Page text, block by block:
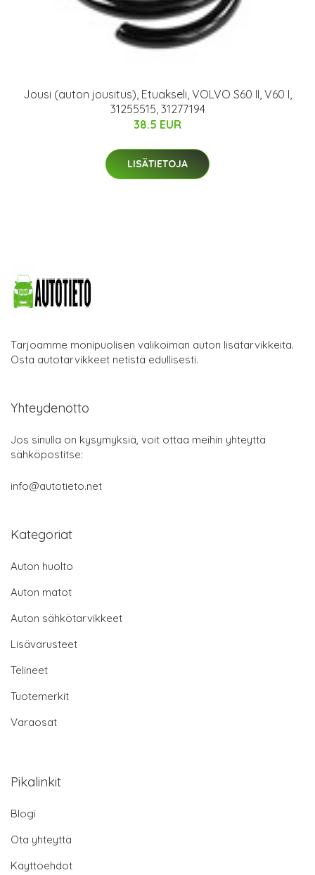
Jousi (auton jousitus), Etuakseli, VOLVO S60 II, V60 I,
31255515, 31277194
38.5 EUR
LISÄTIETOJA
Tarjoamme monipuolisen valikoiman auton lisätarvikkeita.
Osta autotarvikkeet netistä edullisesti.
Yhteydenotto
Jos sinulla on kysymyksiä, voit ottaa meihin yhteyttä
sähköpostitse:
info@autotieto.net
Kategoriat
Auton huolto
Auton matot
Auton sähkötarvikkeet
Lisävarusteet
Telineet
Tuotemerkit
Varaosat
Pikalinkit
Blogi
Ota yhteyttä
Käyttöehdot